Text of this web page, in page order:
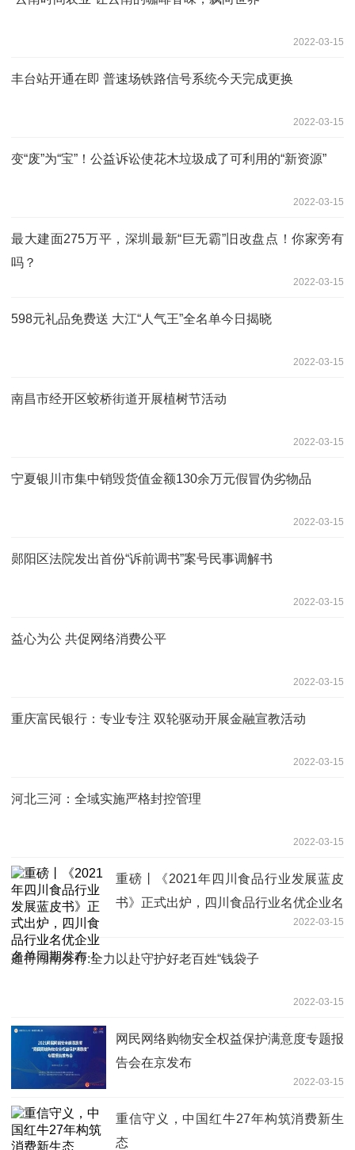
2022-03-15
丰台站开通在即 普速场铁路信号系统今天完成更换
2022-03-15
变“废”为“宝”！公益诉讼使花木垃圾成了可利用的“新资源”
2022-03-15
最大建面275万平，深圳最新“巨无霸”旧改盘点！你家旁有
吗？
2022-03-15
598元礼品免费送 大江“人气王”全名单今日揭晓
2022-03-15
南昌市经开区蛟桥街道开展植树节活动
2022-03-15
宁夏银川市集中销毁货值金额130余万元假冒伪劣物品
2022-03-15
郧阳区法院发出首份“诉前调书”案号民事调解书
2022-03-15
益心为公 共促网络消费公平
2022-03-15
重庆富民银行：专业专注 双轮驱动开展金融宣教活动
2022-03-15
河北三河：全域实施严格封控管理
2022-03-15
重磅丨《2021年四川食品行业发展蓝皮
书》正式出炉，四川食品行业名优企业名
2022-03-15
建行湖南分行:全力以赴守护好老百姓“钱袋子
2022-03-15
网民网络购物安全权益保护满意度专题报
告会在京发布
2022-03-15
重信守义，中国红牛27年构筑消费新生
态